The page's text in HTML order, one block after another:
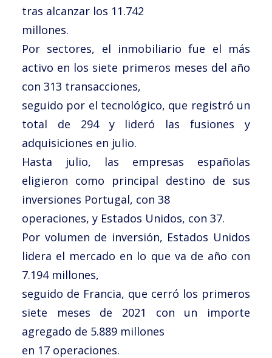
tras alcanzar los 11.742
millones.
Por sectores, el inmobiliario fue el más
activo en los siete primeros meses del año
con 313 transacciones,
seguido por el tecnológico, que registró un
total de 294 y lideró las fusiones y
adquisiciones en julio.
Hasta julio, las empresas españolas
eligieron como principal destino de sus
inversiones Portugal, con 38
operaciones, y Estados Unidos, con 37.
Por volumen de inversión, Estados Unidos
lidera el mercado en lo que va de año con
7.194 millones,
seguido de Francia, que cerró los primeros
siete meses de 2021 con un importe
agregado de 5.889 millones
en 17 operaciones.